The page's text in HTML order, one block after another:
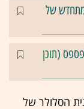
של
(תוכן
הסלולר של